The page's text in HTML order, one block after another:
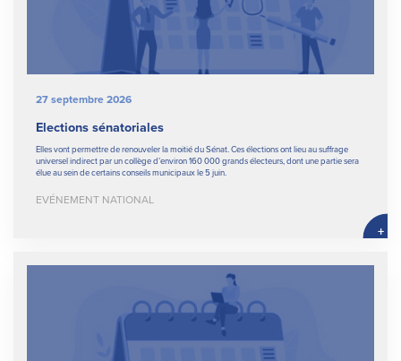
27 septembre 2026
Elections sénatoriales
Elles vont permettre de renouveler la moitié du Sénat. Ces élections ont lieu au suffrage
universel indirect par un collège d’environ 160 000 grands électeurs, dont une partie sera
élue au sein de certains conseils municipaux le 5 juin.
EVÉNEMENT NATIONAL
+